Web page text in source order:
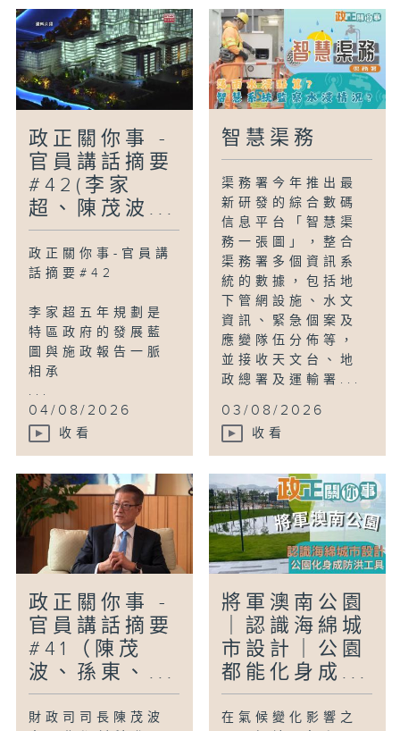
政正關你事 -
官員講話摘要
#42(李家
超、陳茂波...
政正關你事-官員講
話摘要#42
李家超五年規劃是
特區政府的發展藍
圖與施政報告一脈
相承
...
04/08/2026
收看
智慧渠務
渠務署今年推出最
新研發的綜合數碼
信息平台「智慧渠
務一張圖」，整合
渠務署多個資訊系
統的數據，包括地
下管網設施、水文
資訊、緊急個案及
應變隊伍分佈等，
並接收天文台、地
政總署及運輸署...
03/08/2026
收看
政正關你事 -
官員講話摘要
#41（陳茂
波、孫東、...
財政司司長陳茂波
將軍澳南公園
｜認識海綿城
市設計｜公園
都能化身成...
在氣候變化影響之